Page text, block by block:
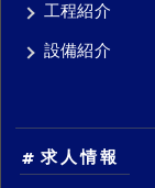
工程紹介
設備紹介
求人情報